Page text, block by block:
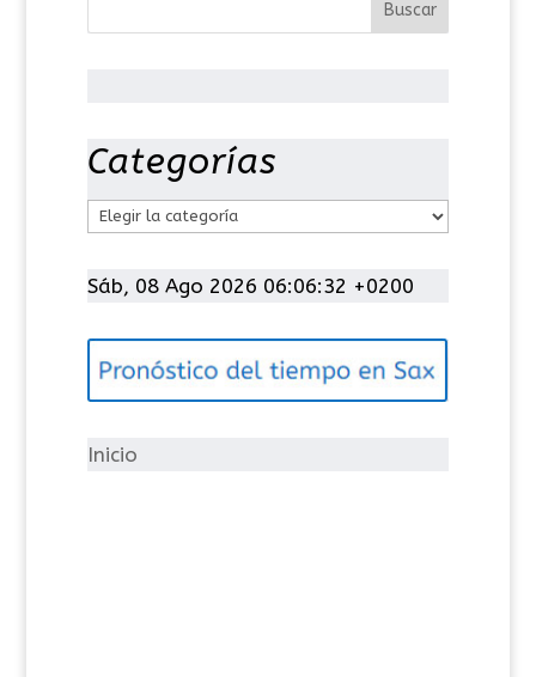
Categorías
t
g
í
Sáb, 08 Ago 2026 06:06:32 +0200
Inicio